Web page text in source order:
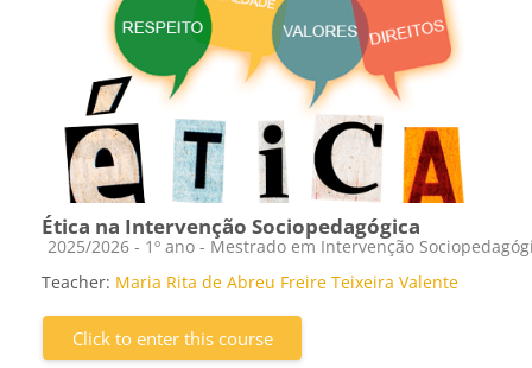
Ética na Intervenção Sociopedagógica
Course category
2025/2026 - 1º ano - Mestrado em Intervenção
Teacher: Maria Rita de Abreu Freire Teixeira Valente
Click to enter this course